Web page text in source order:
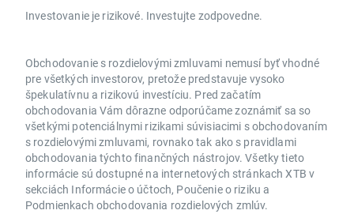
Investovanie je rizikové. Investujte zodpovedne.
Obchodovanie s rozdielovými zmluvami nemusí byť vhodné
pre všetkých investorov, pretože predstavuje vysoko
špekulatívnu a rizikovú investíciu. Pred začatím
obchodovania Vám dôrazne odporúčame zoznámiť sa so
všetkými potenciálnymi rizikami súvisiacimi s obchodovaním
s rozdielovými zmluvami, rovnako tak ako s pravidlami
obchodovania týchto finančných nástrojov. Všetky tieto
informácie sú dostupné na internetových stránkach XTB v
sekciách Informácie o účtoch, Poučenie o riziku a
Podmienkach obchodovania rozdielových zmlúv.